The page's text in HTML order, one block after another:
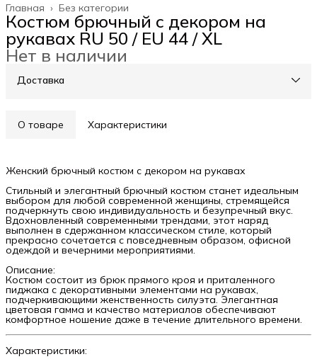
Без категории
Главная ›
Костюм брючный с декором на
рукавах RU 50 / EU 44 / XL
Нет в наличии
Доставка
О товаре Характеристики
Женский брючный костюм с декором на рукавах
Стильный и элегантный брючный костюм станет идеальным
выбором для любой современной женщины, стремящейся
подчеркнуть свою индивидуальность и безупречный вкус.
Вдохновленный современными трендами, этот наряд
выполнен в сдержанном классическом стиле, который
прекрасно сочетается с повседневным образом, офисной
одеждой и вечерними мероприятиями.
Описание:
Костюм состоит из брюк прямого кроя и приталенного
пиджака с декоративными элементами на рукавах,
подчеркивающими женственность силуэта. Элегантная
цветовая гамма и качество материалов обеспечивают
комфортное ношение даже в течение длительного времени.
Характеристики: